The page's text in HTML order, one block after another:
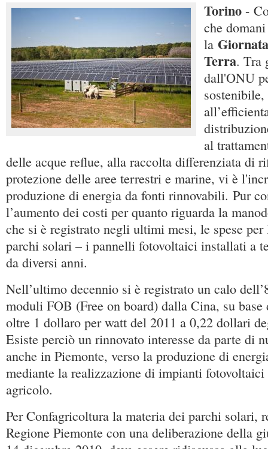
Torino -
che
la
Terra. Tra
dall'ONU
al
delle acque reflue, alla raccolta differenziata di
protezione delle aree terrestri e marine, vi è
produzione di energia da fonti rinnovabili. Pur
l’aumento dei costi per quanto riguarda la
che si è registrato negli ultimi mesi, le spese
parchi solari – i pannelli fotovoltaici installati a
da diversi anni.
Nell’ultimo decennio si è registrato un calo
moduli FOB (Free on board) dalla Cina, su
oltre 1 dollaro per watt del 2011 a 0,22 dollari
Esiste perciò un rinnovato interesse da parte di
anche in Piemonte, verso la produzione di
mediante la realizzazione di impianti fotovoltaici
agricolo.
Per Confagricoltura la materia dei parchi solari,
Regione Piemonte con una deliberazione della